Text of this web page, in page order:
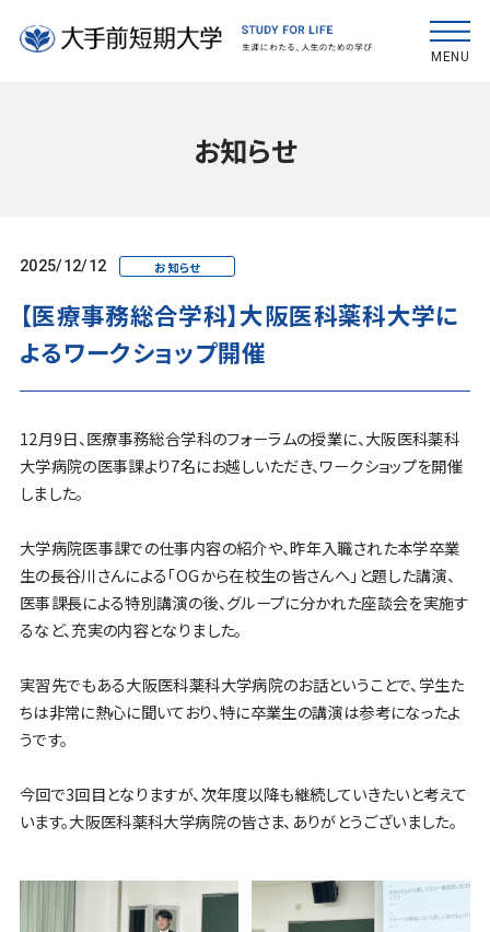
MENU
お知らせ
2025/12/12 お知らせ
【医療事務総合学科】大阪医科薬科大学に
よるワークショップ開催
12月9日、医療事務総合学科のフォーラムの授業に、大阪医科薬科
大学病院の医事課より7名にお越しいただき、ワークショップを開催
しました。
大学病院医事課での仕事内容の紹介や、昨年入職された本学卒業
生の長谷川さんによる「OGから在校生の皆さんへ」と題した講演、
医事課長による特別講演の後、グループに分かれた座談会を実施す
るなど、充実の内容となりました。
実習先でもある大阪医科薬科大学病院のお話ということで、学生た
ちは非常に熱心に聞いており、特に卒業生の講演は参考になったよ
うです。
今回で3回目となりますが、次年度以降も継続していきたいと考えて
います。大阪医科薬科大学病院の皆さま、ありがとうございました。